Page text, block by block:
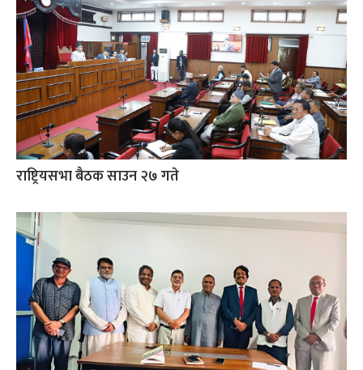
राष्ट्रियसभा बैठक साउन २७ गते